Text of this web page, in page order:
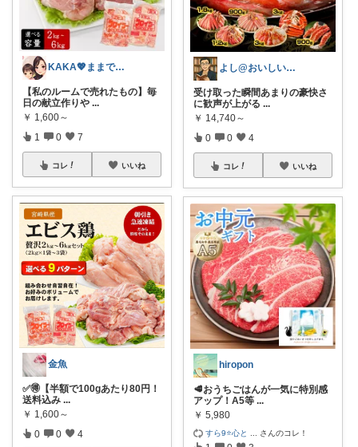
KAKA💖ままでもキレイでいたい
【私のルームで売れたもの】毎
日の献立作りや ...
￥ 1,600～
1 0 7
コレ いいね
金魚
✅🉐【半額で100gあたり80円！
送料込み ...
￥ 1,600～
0 0 4
よし@おいしいもの大好き
受け取った瞬間あまりの豪快さ
に歓声が上がる ...
￥ 14,740～
0 0 4
コレ いいね
hiropon
🥩おうちごはんが一気に特別感
アップ！A5等 ...
￥ 5,980
すら9⭐️心と さんのコレ！